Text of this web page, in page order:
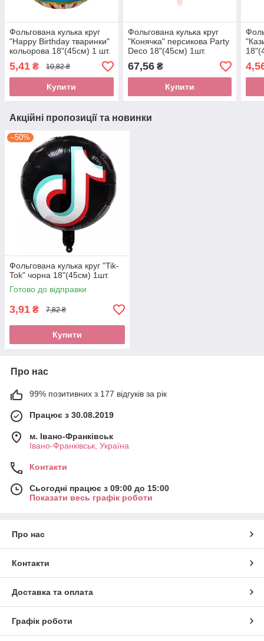
Фольгована кулька круг
"Happy Birthday тваринки"
кольорова 18"(45см) 1 шт.
5,41 ₴ 10,82 ₴
Купити
Фольгована кулька круг
"Конячка" персикова Party
Deco 18"(45см) 1шт.
67,56₴
Купити
Акційні пропозиції та новинки
–50%
Фольгована кулька круг "Tik-
Tok" чорна 18"(45см) 1шт.
Готово до відправки
3,91 ₴ 7,82 ₴
Купити
Про нас
99% позитивних з 177 відгуків за рік
Працює з 30.08.2019
м. Івано-Франківськ
Івано-Франківськ, Україна
Контакти
Сьогодні працює з 09:00 до 15:00
Показати весь графік роботи
Про нас
Контакти
Доставка та оплата
Графік роботи